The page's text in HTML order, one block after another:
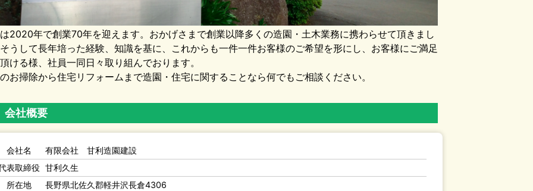
2020年で創業70年を迎えます。おかげさまで創業以降多くの造園・土木業務に携わらせて頂きまし
うして長年培った経験、知識を基に、これからも一件一件お客様のご希望を形にし、お客様にご満足
ける様、社員一同日々取り組んでおります。
お掃除から住宅リフォームまで造園・住宅に関することなら何でもご相談ください。
会社概要
会社名
有限会社 甘利造園建設
表取締役 甘利久生
所在地
長野県北佐久郡軽井沢長倉4306